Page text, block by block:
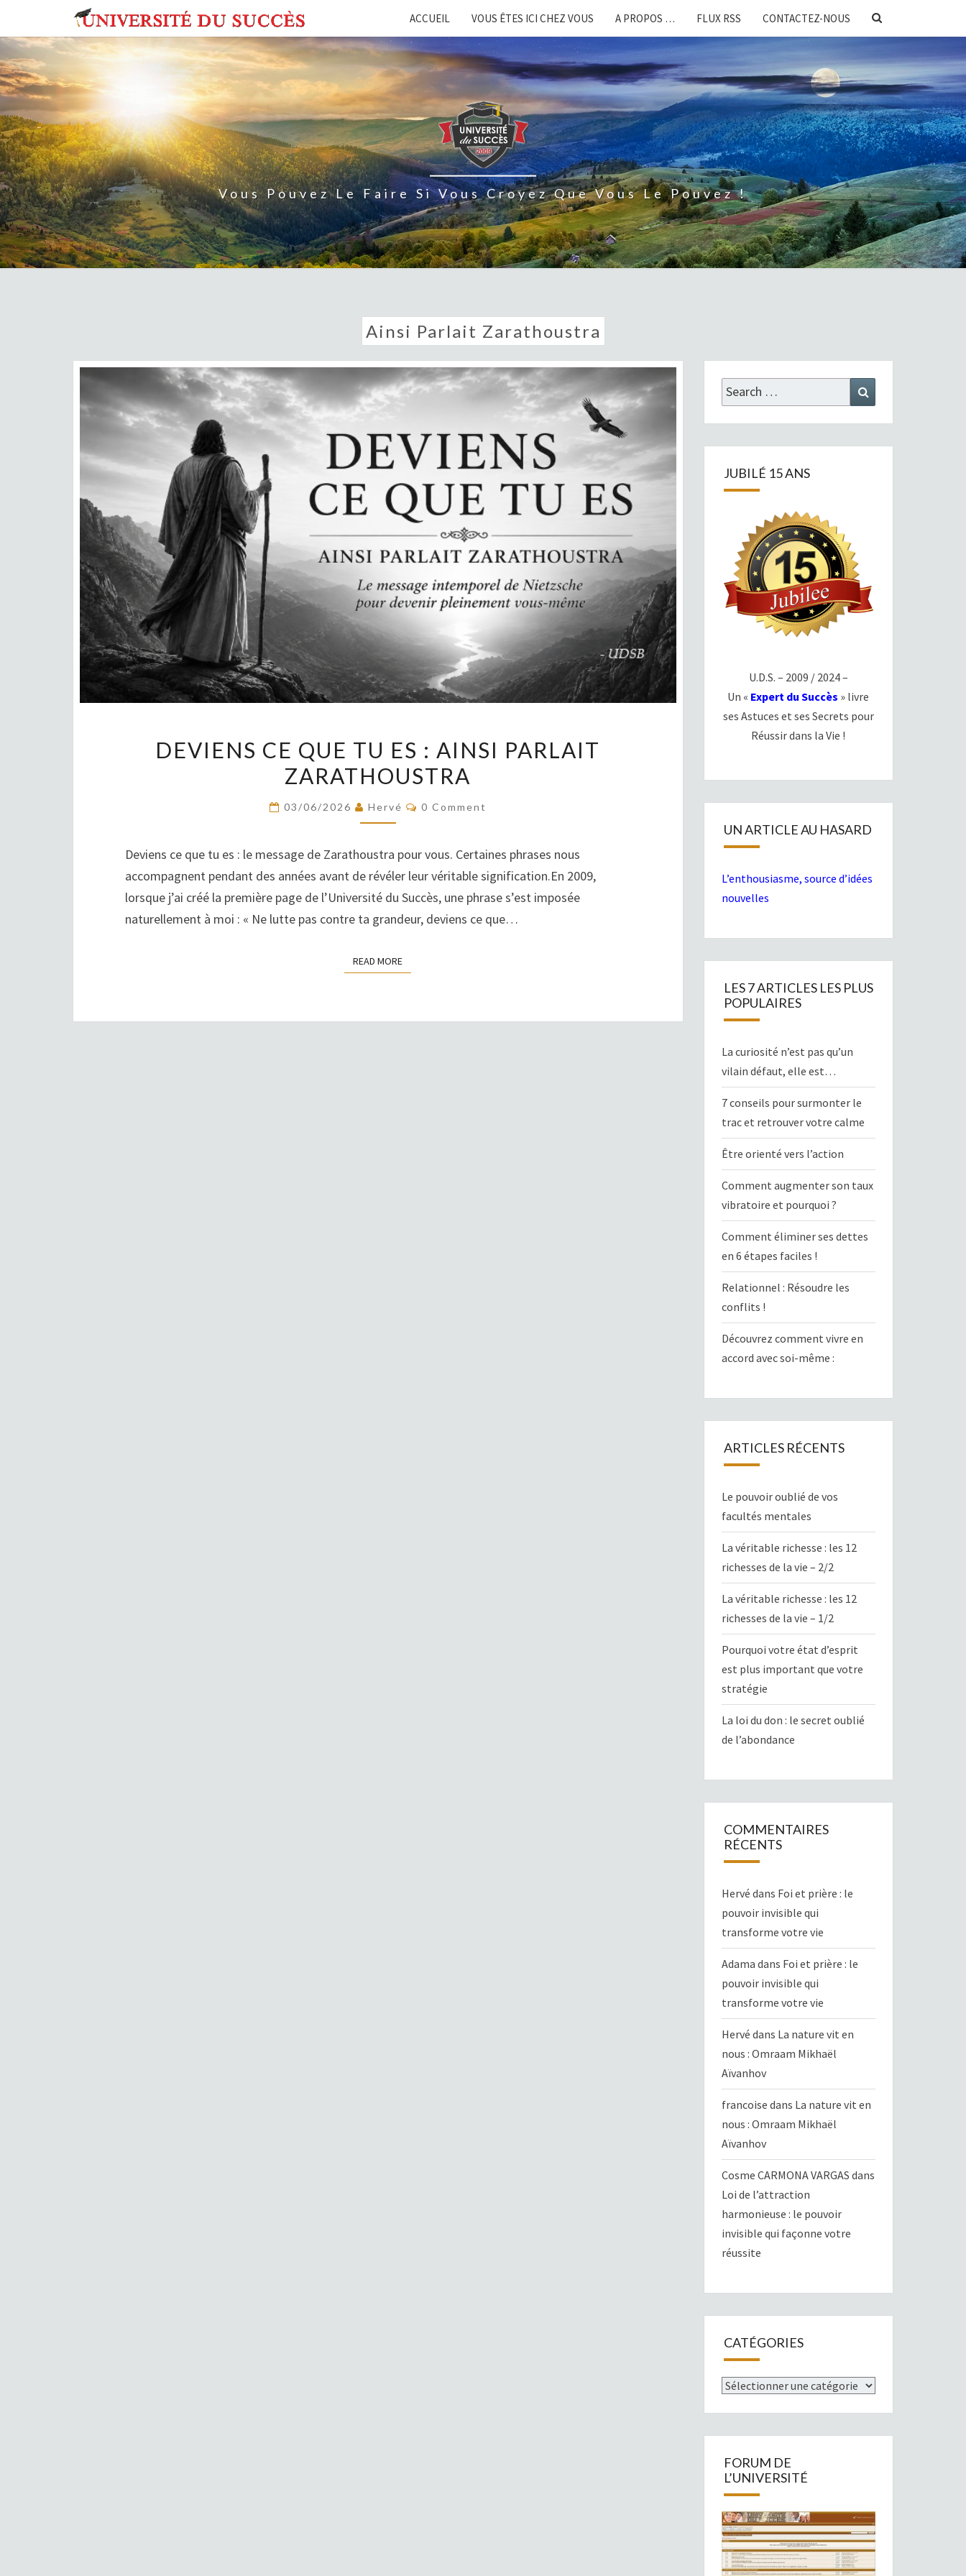
content
ACCUEIL VOUS ÊTES ICI CHEZ VOUS A PROPOS … FLUX RSS CONTACTEZ-NOUS
SEARCH
Vous Pouvez Le Faire Si Vous Croyez Que Vous Le Pouvez !
Ainsi Parlait Zarathoustra
CE
QUE
ES
AINSI
PARLAIT
ZARATHOUSTRA
DEVIENS CE QUE TU ES : AINSI PARLAIT
ZARATHOUSTRA
03/06/2026 Hervé COMMENTS
0 Comment
Deviens ce que tu es : le message de Zarathoustra pour vous. Certaines phrases nous
accompagnent pendant des années avant de révéler leur véritable signification.En 2009,
lorsque j’ai créé la première page de l’Université du Succès, une phrase s’est imposée
naturellement à moi : « Ne lutte pas contre ta grandeur, deviens ce que…
READ MOREREAD MORE
Search
for:
JUBILÉ 15 ANS
U.D.S. – 2009 / 2024 –
Un « Expert du Succès » livre
ses Astuces et ses Secrets pour
Réussir dans la Vie !
UN ARTICLE AU HASARD
L’enthousiasme, source d’idées
nouvelles
LES 7 ARTICLES LES PLUS
POPULAIRES
La curiosité n’est pas qu’un
vilain défaut, elle est…
7 conseils pour surmonter le
trac et retrouver votre calme
Être orienté vers l’action
Comment augmenter son taux
vibratoire et pourquoi ?
Comment éliminer ses dettes
en 6 étapes faciles !
Relationnel : Résoudre les
conflits !
Découvrez comment vivre en
accord avec soi-même :
ARTICLES RÉCENTS
Le pouvoir oublié de vos
facultés mentales
La véritable richesse : les 12
richesses de la vie – 2/2
La véritable richesse : les 12
richesses de la vie – 1/2
Pourquoi votre état d’esprit
est plus important que votre
stratégie
La loi du don : le secret oublié
de l’abondance
COMMENTAIRES
RÉCENTS
Hervé dans Foi et prière : le
pouvoir invisible qui
transforme votre vie
Adama dans Foi et prière : le
pouvoir invisible qui
transforme votre vie
Hervé dans La nature vit en
nous : Omraam Mikhaël
Aïvanhov
francoise dans La nature vit en
nous : Omraam Mikhaël
Aïvanhov
Cosme CARMONA VARGAS dans
Loi de l’attraction
harmonieuse : le pouvoir
invisible qui façonne votre
réussite
CATÉGORIES
Catégories
FORUM DE
L’UNIVERSITÉ